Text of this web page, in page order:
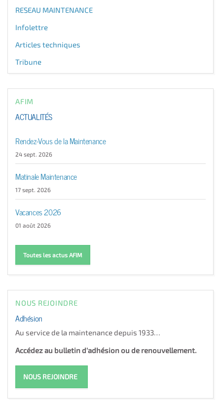
RESEAU MAINTENANCE
Infolettre
Articles techniques
Tribune
AFIM
ACTUALITÉS
Rendez-Vous de la Maintenance
24 sept. 2026
Matinale Maintenance
17 sept. 2026
Vacances 2026
01 août 2026
Toutes les actus AFIM
NOUS REJOINDRE
Adhésion
Au service de la maintenance depuis 1933…
Accédez au bulletin d'adhésion ou de renouvellement.
NOUS REJOINDRE